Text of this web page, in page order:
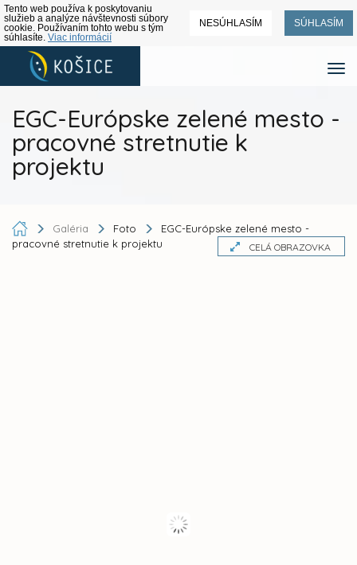
Tento web používa k poskytovaniu
služieb a analýze návštevnosti súbory
cookie. Používaním tohto webu s tým
súhlasíte. Viac informácií
NESÚHLASÍM SÚHLASÍM
EGC-Európske zelené mesto -
pracovné stretnutie k
projektu
Galéria Foto
EGC-Európske zelené mesto -
pracovné stretnutie k projektu
CELÁ OBRAZOVKA